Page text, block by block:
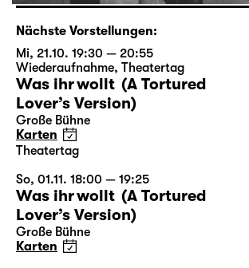
Nächste Vorstellungen:
Mi, 21.10. 19:30 — 20:55
Wiederaufnahme, Theatertag
Was ihr wollt (A Tortured
Lover’s Version)
Große Bühne
Karten
Theatertag
So, 01.11. 18:00 — 19:25
Was ihr wollt (A Tortured
Lover’s Version)
Große Bühne
Karten